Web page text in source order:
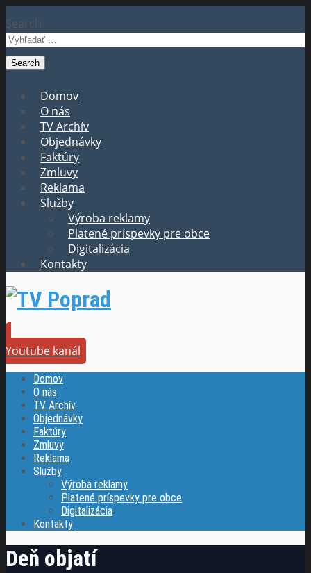
Search
Domov
O nás
TV Archív
Objednávky
Faktúry
Zmluvy
Reklama
Služby
Výroba reklamy
Platené príspevky pre obce
Digitalizácia
Kontakty
Youtube kanál
Domov
O nás
TV Archív
Objednávky
Faktúry
Zmluvy
Reklama
Služby
Výroba reklamy
Platené príspevky pre obce
Digitalizácia
Kontakty
Deň objatí